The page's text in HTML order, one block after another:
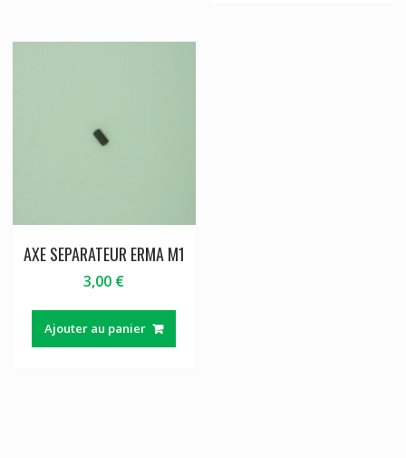
AXE SEPARATEUR ERMA M1
3,00 €
Ajouter au panier